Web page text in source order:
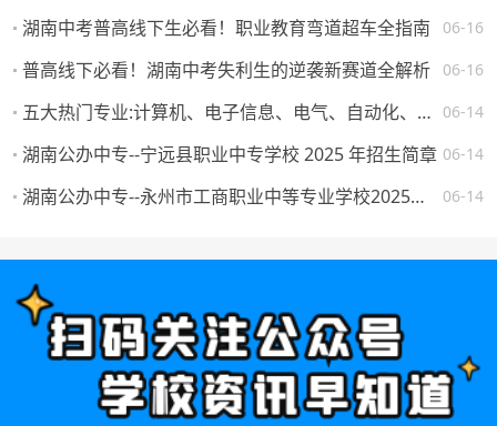
06-16
湖南中考普高线下生必看！职业教育弯道超车全指南
06-16
普高线下必看！湖南中考失利生的逆袭新赛道全解析
06-14
五大热门专业:计算机、电子信息、电气、自动化、机械。学校怎么选，将来就业如何？
06-14
湖南公办中专--宁远县职业中专学校 2025 年招生简章
06-14
湖南公办中专--永州市工商职业中等专业学校2025年一年级新生填报志愿须知